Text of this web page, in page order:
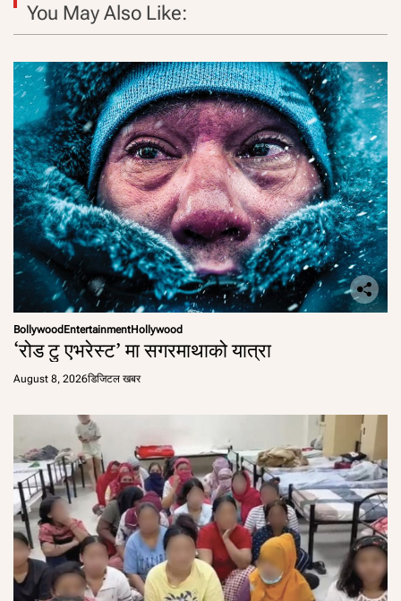
You May Also Like:
BollywoodEntertainmentHollywood
‘रोड टु एभरेस्ट’ मा सगरमाथाको यात्रा
August 8, 2026डिजिटल खबर